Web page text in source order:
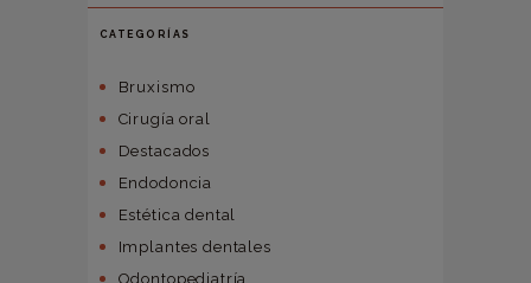
CATEGORÍAS
Bruxismo
Cirugía oral
Destacados
Endodoncia
Estética dental
Implantes dentales
Odontopediatría